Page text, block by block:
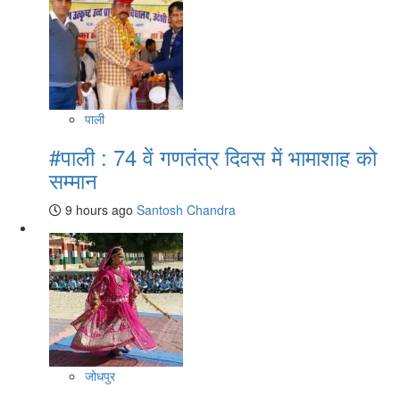
पाली
#पाली : 74 वें गणतंत्र दिवस में भामाशाह को
सम्मान
9 hours ago Santosh Chandra
जोधपुर